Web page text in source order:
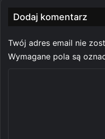
Dodaj komentarz
Twój adres email nie
Wymagane pola są